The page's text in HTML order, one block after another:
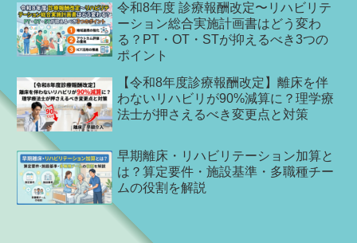
令和8年度 診療報酬改定〜リハビリテ
ーション総合実施計画書はどう変わ
る？PT・OT・STが抑えるべき3つの
ポイント
【令和8年度診療報酬改定】離床を伴
わないリハビリが90%減算に？理学療
法士が押さえるべき変更点と対策
早期離床・リハビリテーション加算と
は？算定要件・施設基準・多職種チー
ムの役割を解説